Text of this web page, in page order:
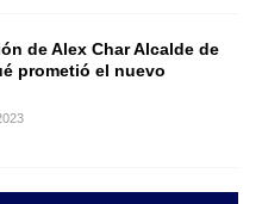
de Alex Char Alcalde de
prometió el nuevo